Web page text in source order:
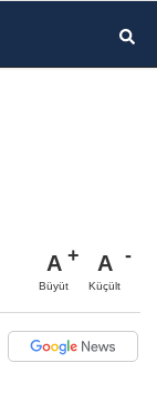
A
Büyüt
A
Küçült